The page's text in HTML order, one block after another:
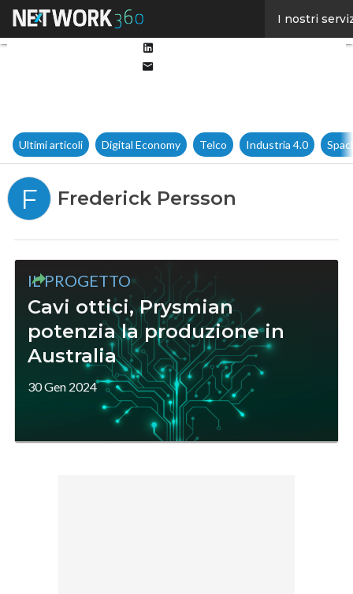
I nostri
Ultimi articoli Digital Economy Telco Industria 4.0
F Frederick Persson
IL PROGETTO
Cavi ottici, Prysmian
potenzia la produzione in
Australia
30 Gen 2024